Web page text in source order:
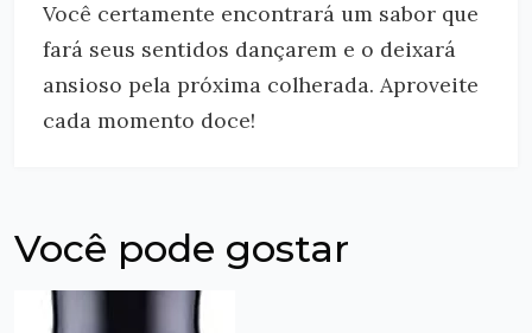
Você certamente encontrará um sabor que
fará seus sentidos dançarem e o deixará
ansioso pela próxima colherada. Aproveite
cada momento doce!
Você pode gostar